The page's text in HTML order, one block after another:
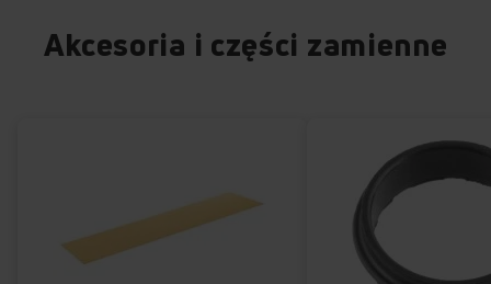
Akcesoria i części zamienne